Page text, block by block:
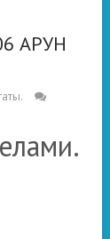
АРУН